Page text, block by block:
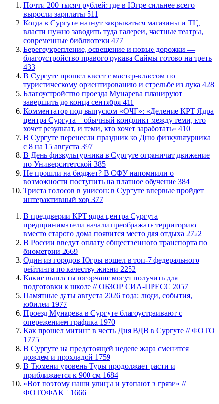
​Почти 200 тысяч рублей: где в Югре сильнее всего
выросли зарплаты 511
​Когда в Сургуте начнут закрываться магазины и ТЦ,
власти нужно заводить туда галереи, частные театры,
современные библиотеки 477
Берегоукрепление, освещение и новые дорожки —
благоустройство правого рукава Саймы готово на треть
433
В Сургуте прошел квест с мастер-классом по
туристическому ориентированию и стрельбе из лука 428
Благоустройство проезда Мунарева планируют
завершить до конца сентября 411
​Комментатор под выпуском «ОЧГ»: «Деление КРТ Ядра
центра Сургута – обычный конфликт между теми, кто
хочет результат, и теми, кто хочет заработать» 410
​В Сургуте перенесли праздник ко Дню физкультурника
с 8 на 15 августа 397
​В День физкультурника в Сургуте ограничат движение
по Университетской 385
Не прошли на бюджет? В СФУ напомнили о
возможности поступить на платное обучение 384
​Триста голосов в унисон: в Сургуте впервые пройдет
интерактивный хор 377
​В преддверии КРТ ядра центра Сургута
предприниматели начали преображать территорию −
вместо старого дома появится место для отдыха 2722
В России введут оплату общественного транспорта по
биометрии 2669
Один из городов Югры вошел в топ-7 федерального
рейтинга по качеству жизни 2252
Какие выплаты югорчане могут получить для
подготовки к школе // ОБЗОР СИА-ПРЕСС 2057
​Памятные даты августа 2026 года: люди, события,
юбилеи 1977
​Проезд Мунарева в Сургуте благоустраивают с
опережением графика 1970
Как прошел митинг в честь Дня ВДВ в Сургуте // ФОТО
1775
В Сургуте на предстоящей неделе жара сменится
дождем и прохладой 1759
В Тюмени уровень Туры продолжает расти и
приближается к 900 см 1684
«Вот поэтому наши улицы и утопают в грязи» //
ФОТОФАКТ 1666